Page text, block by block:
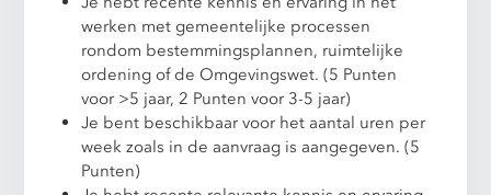
werken met gemeentelijke processen
rondom bestemmingsplannen, ruimtelijke
ordening of de Omgevingswet. (5 Punten
voor >5 jaar, 2 Punten voor 3-5 jaar)
Je bent beschikbaar voor het aantal uren per
week zoals in de aanvraag is aangegeven. (5
Punten)